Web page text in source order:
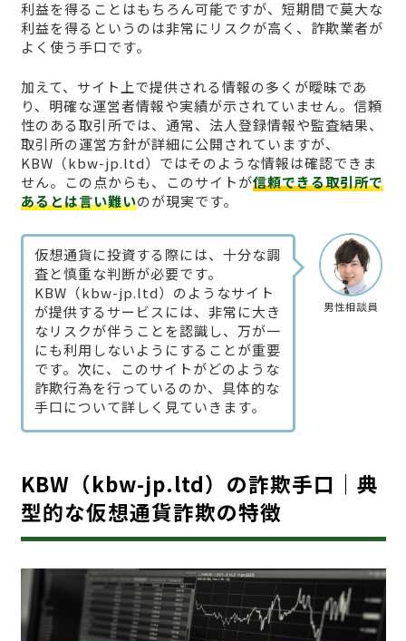
利益を得ることはもちろん可能ですが、短期間で莫大な
利益を得るというのは非常にリスクが高く、詐欺業者が
よく使う手口です。
加えて、サイト上で提供される情報の多くが曖昧であ
り、明確な運営者情報や実績が示されていません。信頼
性のある取引所では、通常、法人登録情報や監査結果、
取引所の運営方針が詳細に公開されていますが、
KBW（kbw-jp.ltd）ではそのような情報は確認できま
せん。この点からも、このサイトが信頼できる取引所で
あるとは言い難いのが現実です。
男性相談員
仮想通貨に投資する際には、十分な調
査と慎重な判断が必要です。
KBW（kbw-jp.ltd）のようなサイト
が提供するサービスには、非常に大き
なリスクが伴うことを認識し、万が一
にも利用しないようにすることが重要
です。次に、このサイトがどのような
詐欺行為を行っているのか、具体的な
手口について詳しく見ていきます。
KBW（kbw-jp.ltd）の詐欺手口｜典
型的な仮想通貨詐欺の特徴